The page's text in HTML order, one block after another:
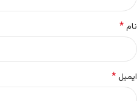
نام*
ایمیل*